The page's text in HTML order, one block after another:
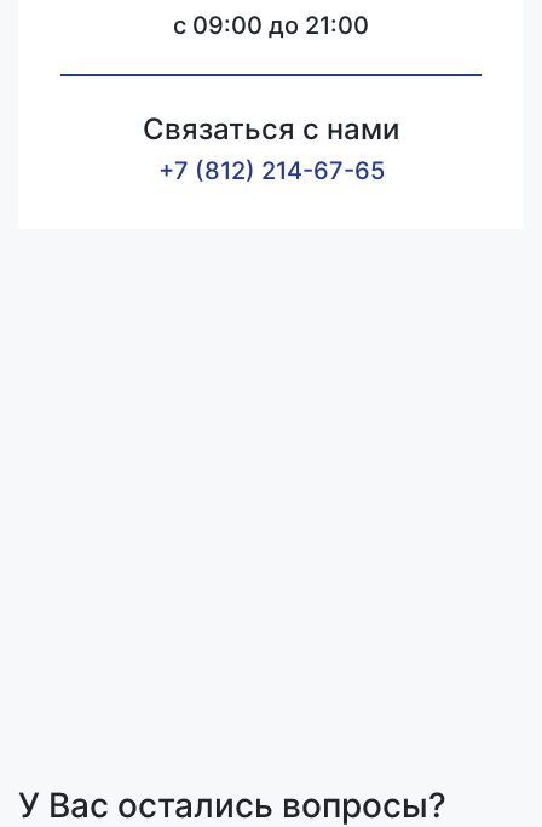
c 09:00 до 21:00
Связаться с нами
+7 (812) 214-67-65
У Вас остались вопросы?